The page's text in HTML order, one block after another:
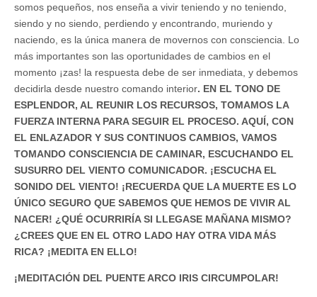
somos pequeños, nos enseña a vivir teniendo y no teniendo,
siendo y no siendo, perdiendo y encontrando, muriendo y
naciendo, es la única manera de movernos con consciencia. Lo
más importantes son las oportunidades de cambios en el
momento ¡zas! la respuesta debe de ser inmediata, y debemos
decidirla desde nuestro comando interior. EN EL TONO DE
ESPLENDOR, AL REUNIR LOS RECURSOS, TOMAMOS LA
FUERZA INTERNA PARA SEGUIR EL PROCESO. AQUÍ, CON
EL ENLAZADOR Y SUS CONTINUOS CAMBIOS, VAMOS
TOMANDO CONSCIENCIA DE CAMINAR, ESCUCHANDO EL
SUSURRO DEL VIENTO COMUNICADOR. ¡ESCUCHA EL
SONIDO DEL VIENTO! ¡RECUERDA QUE LA MUERTE ES LO
ÚNICO SEGURO QUE SABEMOS QUE HEMOS DE VIVIR AL
NACER! ¿QUÉ OCURRIRÍA SI LLEGASE MAÑANA MISMO?
¿CREES QUE EN EL OTRO LADO HAY OTRA VIDA MÁS
RICA? ¡MEDITA EN ELLO!
¡MEDITACIÓN DEL PUENTE ARCO IRIS CIRCUMPOLAR!